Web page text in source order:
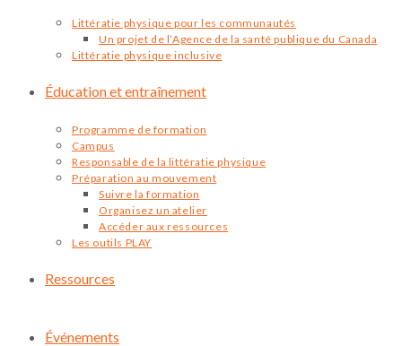
Littératie physique pour les communautés
Un projet de l’Agence de la santé publique du Canada
Littératie physique inclusive
Éducation et entraînement
Programme de formation
Campus
Responsable de la littératie physique
Préparation au mouvement
Suivre la formation
Organisez un atelier
Accéder aux ressources
Les outils PLAY
Ressources
Événements